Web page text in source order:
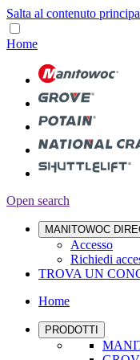
Salta al contenuto
Home
Open search
MANITOWOC
Accesso
Richiedi
TROVA UN
Home
PRODOTTI